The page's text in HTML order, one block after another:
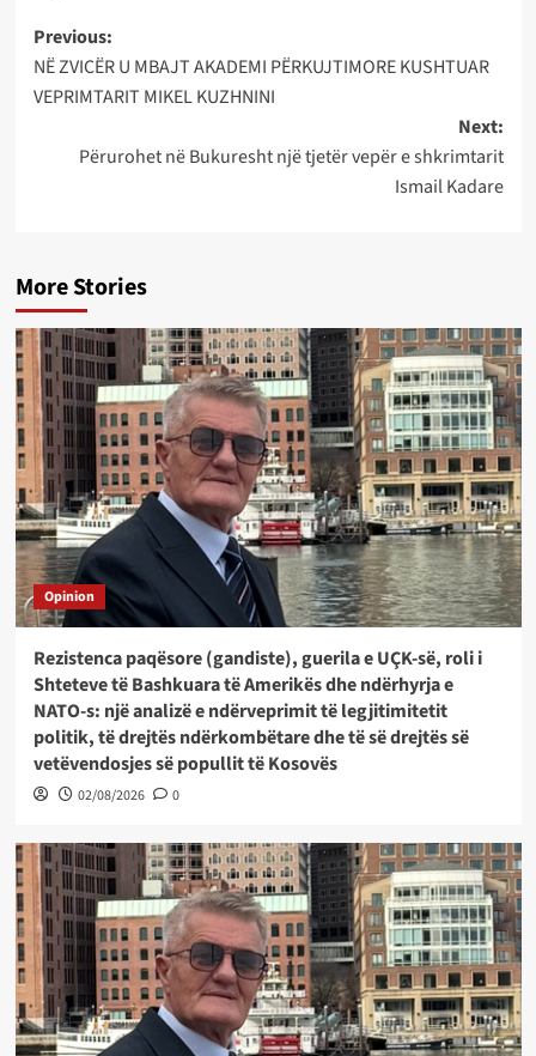
Post
navigation
Previous:
NË ZVICËR U MBAJT AKADEMI PËRKUJTIMORE KUSHTUAR
VEPRIMTARIT MIKEL KUZHNINI
Next:
Përurohet në Bukuresht një tjetër vepër e shkrimtarit
Ismail Kadare
More Stories
Opinion
Rezistenca paqësore (gandiste), guerila e UÇK-së, roli i
Shteteve të Bashkuara të Amerikës dhe ndërhyrja e
NATO-s: një analizë e ndërveprimit të legjitimitetit
politik, të drejtës ndërkombëtare dhe të së drejtës së
vetëvendosjes së popullit të Kosovës
02/08/2026 0